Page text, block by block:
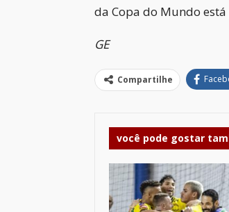
da Copa do Mundo
GE
Compartilhe
você pode gostar